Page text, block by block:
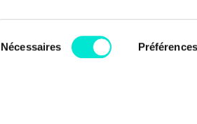
du
Nécessaires Préférences
Cotisations
BE68 3100